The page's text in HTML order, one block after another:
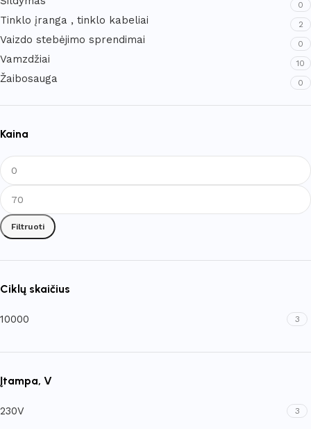
0
Tinklo įranga , tinklo kabeliai 2
Vaizdo stebėjimo sprendimai 0
Vamzdžiai 10
Žaibosauga 0
Kaina
Filtruoti
Ciklų skaičius
10000 3
Įtampa, V
230V 3